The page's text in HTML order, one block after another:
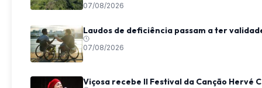
07/08/2026
Laudos de deficiência passam a ter
07/08/2026
Viçosa recebe II Festival da Canção Hervé